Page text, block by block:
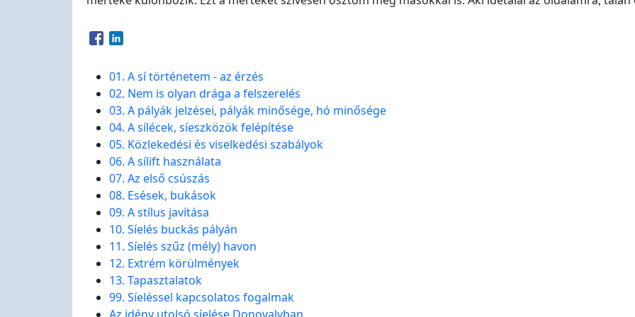
Opens in a new window
Opens in a new window
01. A sí történetem - az érzés
02. Nem is olyan drága a felszerelés
03. A pályák jelzései, pályák minősége, hó minősége
04. A sílécek, síeszközök felépítése
05. Közlekedési és viselkedési szabályok
06. A sílift használata
07. Az első csúszás
08. Esések, bukások
09. A stílus javítása
10. Síelés buckás pályán
11. Síelés szűz (mély) havon
12. Extrém körülmények
13. Tapasztalatok
99. Síeléssel kapcsolatos fogalmak